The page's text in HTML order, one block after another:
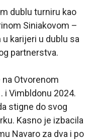
dublu turniru kao
Siniakovom –
karijeri u dublu sa
partnerstva.
Otvorenom
i Vimbldonu 2024.
stigne do svog
Kasno je izbacila
Navaro za dva i po